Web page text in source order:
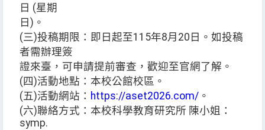
日 (星期
日)。
(三)投稿期限：即日起至115年8月20日。如投稿
者需辦理簽
證來臺，可申請提前審查，歡迎至官網了解。
(四)活動地點：本校公館校區。
(五)活動網站： https://aset2026.com/ 。
(六)聯絡方式：本校科學教育研究所 陳小姐：
symp.